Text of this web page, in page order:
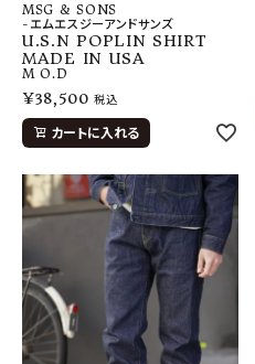
MSG & SONS
-エムエスジーアンドサンズ
U.S.N POPLIN SHIRT
MADE IN USA
M O.D
¥38,500 税込
カートに入れる